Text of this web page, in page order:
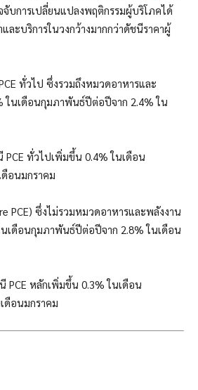
จับการเปลี่ยนแปลงพฤติกรรมผู้บริโภคได้
ละบริการในวงกว้างมากกว่าดัชนีราคาผู้
ทั่วไป ซึ่งรวมถึงหมวดอาหารและ
ในเดือนกุมภาพันธ์ปีต่อปีจาก 2.4% ใน
ทั่วไปเพิ่มขึ้น 0.4% ในเดือน
อนมกราคม
PCE) ซึ่งไม่รวมหมวดอาหารและพลังงาน
เดือนกุมภาพันธ์ปีต่อปีจาก 2.8% ในเดือน
PCE หลักเพิ่มขึ้น 0.3% ในเดือน
ดือนมกราคม